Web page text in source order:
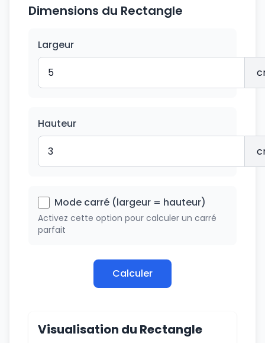
Dimensions du Rectangle
Largeur
Hauteur
Mode carré (largeur = hauteur)
Activez cette option pour calculer un carré
parfait
Calculer
Visualisation du Rectangle